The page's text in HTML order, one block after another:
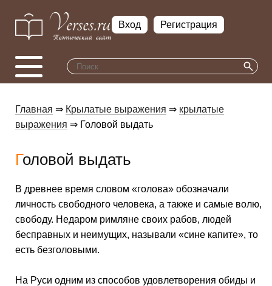
Вход Регистрация
Главная ⇒ Крылатые выражения ⇒ крылатые
выражения ⇒ Головой выдать
Головой выдать
В древнее время словом «голова» обозначали
личность свободного человека, а также и самые волю,
свободу. Недаром римляне своих рабов, людей
бесправных и неимущих, называли «сине капите», то
есть безголовыми.
На Руси одним из способов удовлетворения обиды и